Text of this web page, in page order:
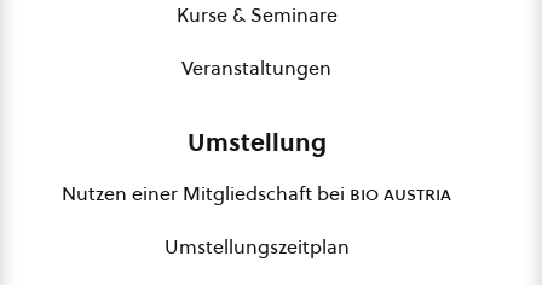
Kurse & Seminare
Veranstaltungen
Umstellung
Nutzen einer Mitgliedschaft bei bio austria
Umstellungszeitplan